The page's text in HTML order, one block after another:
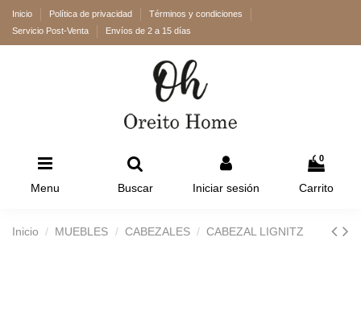
Inicio Política de privacidad
Términos y condiciones
Servicio Post-Venta
Envíos de 2 a 15 días
Menu Buscar Iniciar sesión
0
Carrito
Inicio MUEBLES CABEZALES CABEZAL LIGNITZ